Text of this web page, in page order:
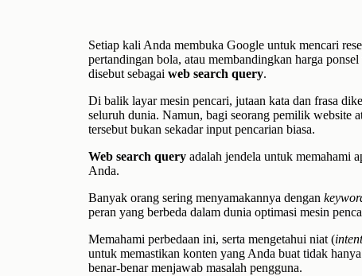
Setiap kali Anda membuka Google untuk mencari
pertandingan bola, atau membandingkan harga
disebut sebagai web search query.
Di balik layar mesin pencari, jutaan kata dan frasa
seluruh dunia. Namun, bagi seorang pemilik website
tersebut bukan sekadar input pencarian biasa.
Web search queryadalah jendela untuk memahami
Anda.
Banyak orang sering menyamakannya dengan
peran yang berbeda dalam dunia optimasi mesin
Memahami perbedaan ini, serta mengetahui niat (intent
untuk memastikan konten yang Anda buat tidak
benar-benar menjawab masalah pengguna.